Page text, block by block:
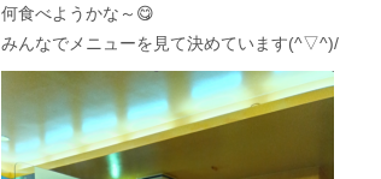
何食べようかな～😋
みんなでメニューを見て決めています(^▽^)/